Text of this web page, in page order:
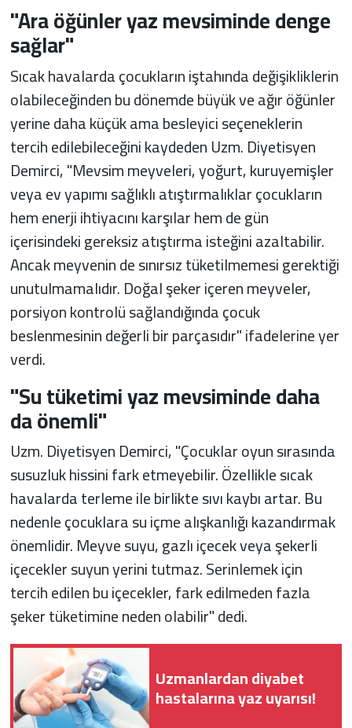
"Ara öğünler yaz mevsiminde denge
sağlar"
Sıcak havalarda çocukların iştahında değişikliklerin
olabileceğinden bu dönemde büyük ve ağır öğünler
yerine daha küçük ama besleyici seçeneklerin
tercih edilebileceğini kaydeden Uzm. Diyetisyen
Demirci, "Mevsim meyveleri, yoğurt, kuruyemişler
veya ev yapımı sağlıklı atıştırmalıklar çocukların
hem enerji ihtiyacını karşılar hem de gün
içerisindeki gereksiz atıştırma isteğini azaltabilir.
Ancak meyvenin de sınırsız tüketilmemesi gerektiği
unutulmamalıdır. Doğal şeker içeren meyveler,
porsiyon kontrolü sağlandığında çocuk
beslenmesinin değerli bir parçasıdır" ifadelerine yer
verdi.
"Su tüketimi yaz mevsiminde daha
da önemli"
Uzm. Diyetisyen Demirci, "Çocuklar oyun sırasında
susuzluk hissini fark etmeyebilir. Özellikle sıcak
havalarda terleme ile birlikte sıvı kaybı artar. Bu
nedenle çocuklara su içme alışkanlığı kazandırmak
önemlidir. Meyve suyu, gazlı içecek veya şekerli
içecekler suyun yerini tutmaz. Serinlemek için
tercih edilen bu içecekler, fark edilmeden fazla
şeker tüketimine neden olabilir" dedi.
Uzmanlardan diyabet
hastalarına yaz uyarısı!